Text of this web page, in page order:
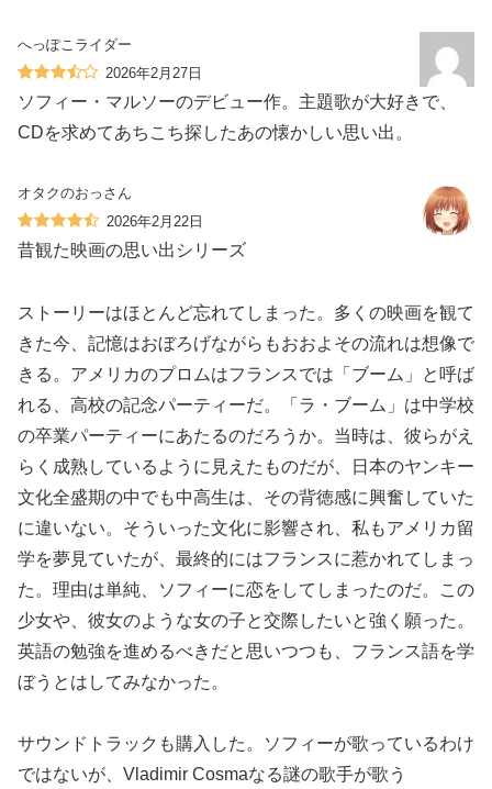
へっぽこライダー
2026年2月27日
ソフィー・マルソーのデビュー作。主題歌が大好きで、
CDを求めてあちこち探したあの懐かしい思い出。
オタクのおっさん
2026年2月22日
昔観た映画の思い出シリーズ
ストーリーはほとんど忘れてしまった。多くの映画を観て
きた今、記憶はおぼろげながらもおおよその流れは想像で
きる。アメリカのプロムはフランスでは「ブーム」と呼ば
れる、高校の記念パーティーだ。「ラ・ブーム」は中学校
の卒業パーティーにあたるのだろうか。当時は、彼らがえ
らく成熟しているように見えたものだが、日本のヤンキー
文化全盛期の中でも中高生は、その背徳感に興奮していた
に違いない。そういった文化に影響され、私もアメリカ留
学を夢見ていたが、最終的にはフランスに惹かれてしまっ
た。理由は単純、ソフィーに恋をしてしまったのだ。この
少女や、彼女のような女の子と交際したいと強く願った。
英語の勉強を進めるべきだと思いつつも、フランス語を学
ぼうとはしてみなかった。
サウンドトラックも購入した。ソフィーが歌っているわけ
ではないが、Vladimir Cosmaなる謎の歌手が歌う